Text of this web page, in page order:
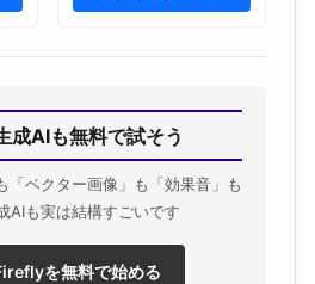
成AIも無料で試そう
「ベクター画像」も「効果音」も
AIも実は結構すごいです
を無料で始める